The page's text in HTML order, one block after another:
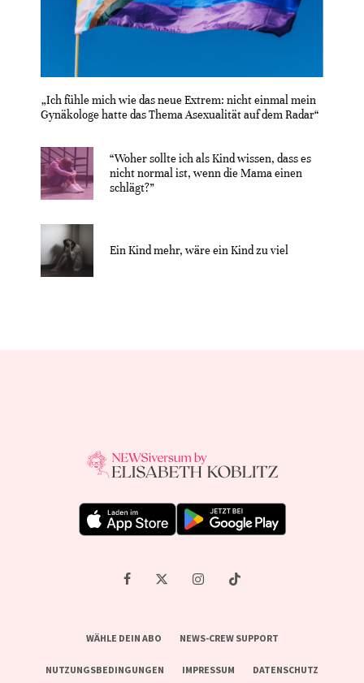
„Ich fühle mich wie das neue Extrem: nicht einmal mein
Gynäkologe hatte das Thema Asexualität auf dem Radar“
“Woher sollte ich als Kind wissen, dass es
nicht normal ist, wenn die Mama einen
schlägt?”
Ein Kind mehr, wäre ein Kind zu viel
WÄHLE DEIN ABO NEWS-CREW SUPPORT
NUTZUNGSBEDINGUNGEN IMPRESSUM DATENSCHUTZ